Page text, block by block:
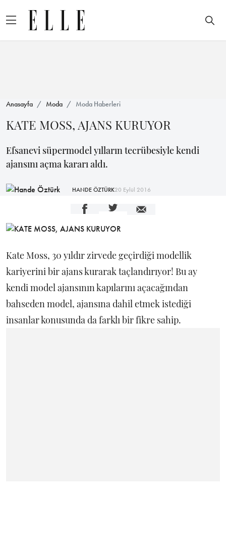
Anasayfa Moda Moda Haberleri
KATE MOSS, AJANS KURUYOR
Efsanevi süpermodel yılların tecrübesiyle kendi
ajansını açma kararı aldı.
HANDE ÖZTÜRK20 Eylül 2016
Kate Moss, 30 yıldır zirvede geçirdiği modellik
kariyerini bir ajans kurarak taçlandırıyor! Bu ay
kendi model ajansının kapılarını açacağından
bahseden model, ajansına dahil etmek istediği
insanlar konusunda da farklı bir fikre sahip.